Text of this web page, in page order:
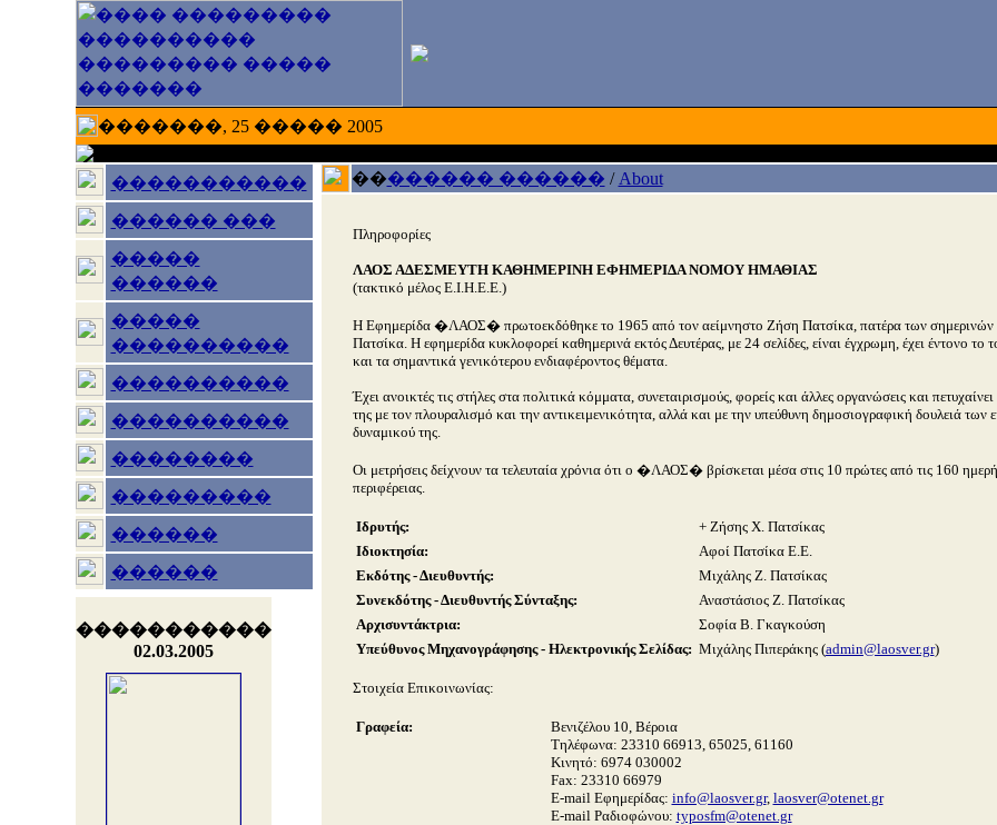
�������, 25 ����� 2005
�����������
������ ���
�����
������
�����
����������
����������
����������
��������
���������
������
������
�����������
02.03.2005
�������� ������ / About
Πληροφορίες
ΛΑΟΣ ΑΔΕΣΜΕΥΤΗ ΚΑΘΗΜΕΡΙΝΗ ΕΦΗΜΕΡΙΔΑ ΝΟΜΟΥ ΗΜΑΘΙΑΣ
(τακτικό μέλος Ε.Ι.Η.Ε.Ε.)
Η Εφημερίδα �ΛΑΟΣ� πρωτοεκδόθηκε το 1965 από τον αείμνηστο Ζήση Πατσίκα, πατέρα των σημερινών
Πατσίκα. Η εφημερίδα κυκλοφορεί καθημερινά εκτός Δευτέρας, με 24 σελίδες, είναι έγχρωμη, έχει έντονο το
και τα σημαντικά γενικότερου ενδιαφέροντος θέματα.
Έχει ανοικτές τις στήλες στα πολιτικά κόμματα, συνεταιρισμούς, φορείς και άλλες οργανώσεις και
της με τον πλουραλισμό και την αντικειμενικότητα, αλλά και με την υπεύθυνη δημοσιογραφική δουλειά των
δυναμικού της.
Οι μετρήσεις δείχνουν τα τελευταία χρόνια ότι ο �ΛΑΟΣ� βρίσκεται μέσα στις 10 πρώτες από τις 160
περιφέρειας.
Ιδρυτής:
+ Ζήσης Χ. Πατσίκας
Ιδιοκτησία:
Αφοί Πατσίκα Ε.Ε.
Εκδότης - Διευθυντής:
Μιχάλης Ζ. Πατσίκας
Συνεκδότης - Διευθυντής Σύνταξης:
Αναστάσιος Ζ. Πατσίκας
Αρχισυντάκτρια:
Σοφία Β. Γκαγκούση
Υπεύθυνος Μηχανογράφησης - Ηλεκτρονικής Σελίδας: Μιχάλης Πιπεράκης (admin@laosver.gr)
Στοιχεία Επικοινωνίας:
Γραφεία:
Βενιζέλου 10, Βέροια
Τηλέφωνα: 23310 66913, 65025, 61160
Κινητό: 6974 030002
Fax: 23310 66979
E-mail Εφημερίδας: info@laosver.gr, laosver@otenet.gr
E-mail Ραδιοφώνου: typosfm@otenet.gr